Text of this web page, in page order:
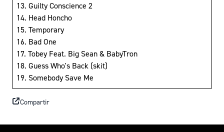
13. Guilty Conscience 2
14. Head Honcho
15. Temporary
16. Bad One
17. Tobey Feat. Big Sean & BabyTron
18. Guess Who's Back (skit)
19. Somebody Save Me
Compartir